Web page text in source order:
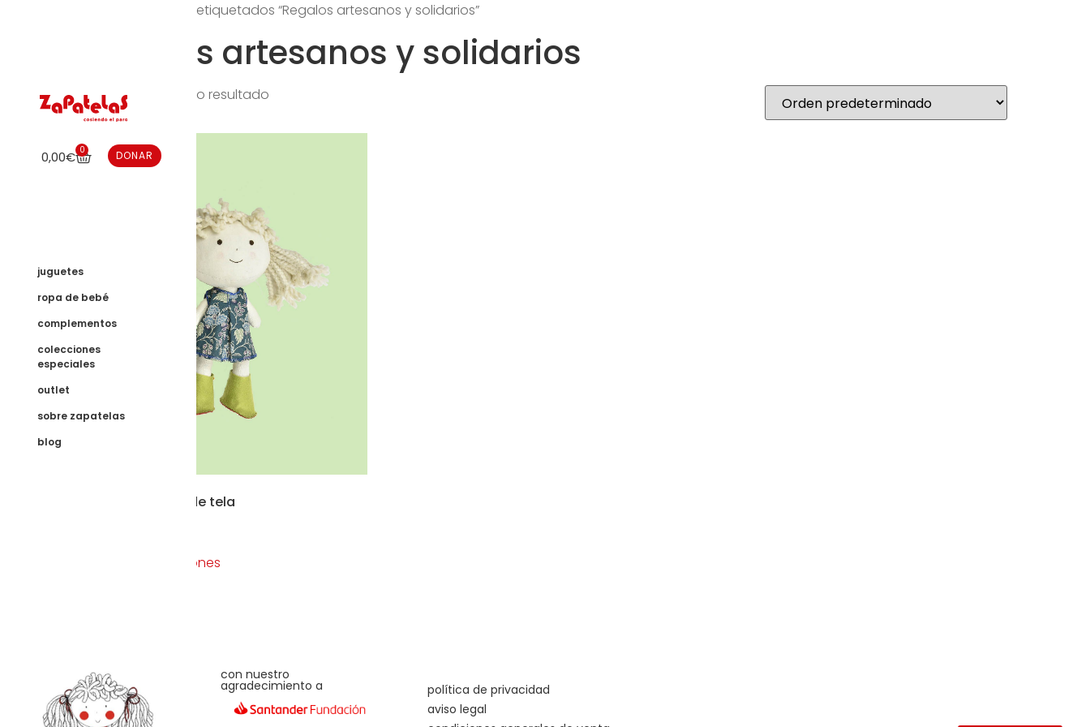
0,00€ 0 DONAR
juguetes
ropa de bebé
complementos
colecciones
especiales
outlet
sobre zapatelas
blog
/ Productos etiquetados “Regalos artesanos y solidarios”
Regalos artesanos y solidarios
Mostrando el único resultado
Clarita muñeca de tela
Seleccionar opciones
con nuestro
agradecimiento a
política de privacidad
aviso legal